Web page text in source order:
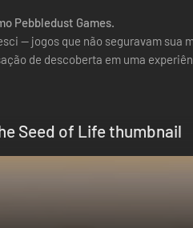
Pebbledust Games.
— jogos que não seguravam
de descoberta em uma